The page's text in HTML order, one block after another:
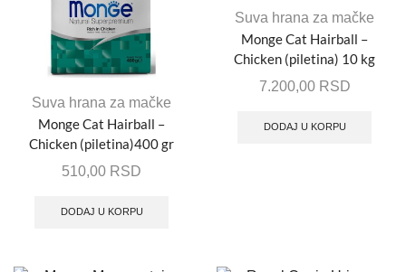
Suva hrana za mačke
Monge Cat Hairball –
Chicken (piletina)400 gr
510,00 RSD
DODAJ U KORPU
Suva hrana za mačke
Monge Cat Hairball –
Chicken (piletina) 10 kg
7.200,00 RSD
DODAJ U KORPU